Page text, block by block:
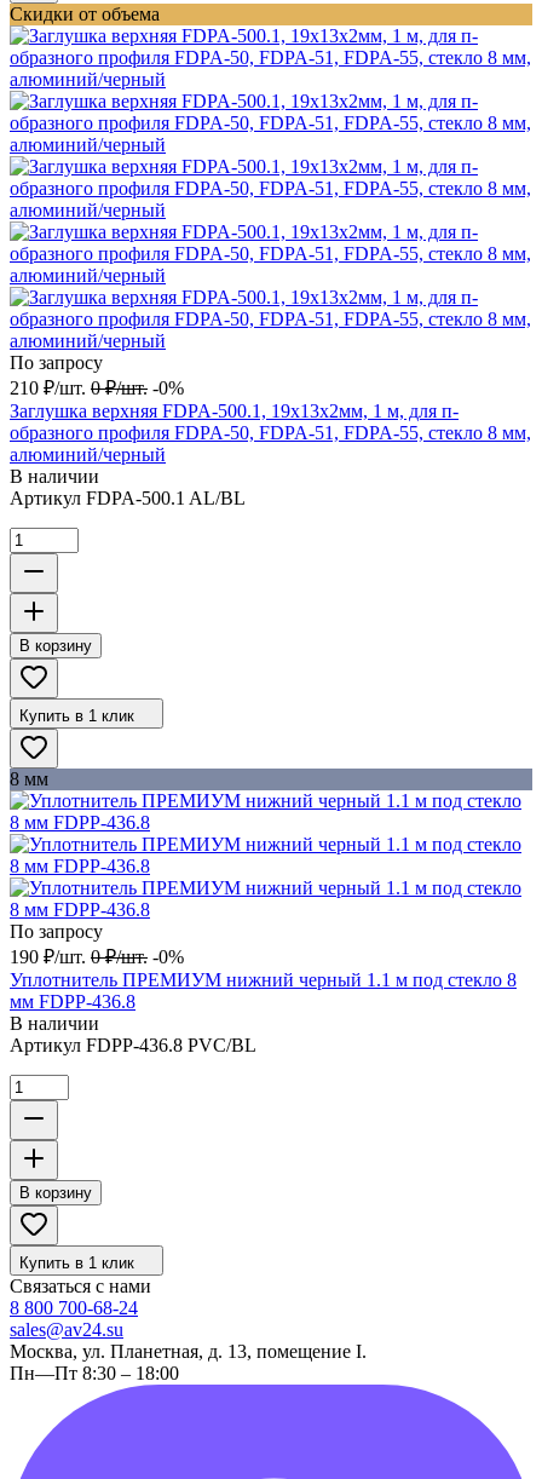
Скидки от объема
По запросу
210 ₽/шт. 0 ₽/шт. -0%
Заглушка верхняя FDPA-500.1, 19х13х2мм, 1 м, для п-
образного профиля FDPA-50, FDPA-51, FDPA-55, стекло 8 мм,
алюминий/черный
В наличии
Артикул FDPA-500.1 AL/BL
В корзину
Купить в 1 клик
8 мм
По запросу
190 ₽/шт. 0 ₽/шт. -0%
Уплотнитель ПРЕМИУМ нижний черный 1.1 м под стекло 8
мм FDPP-436.8
В наличии
Артикул FDPP-436.8 PVC/BL
В корзину
Купить в 1 клик
Связаться с нами
8 800 700-68-24
sales@av24.su
Москва, ул. Планетная, д. 13, помещение I.
Пн—Пт 8:30 – 18:00